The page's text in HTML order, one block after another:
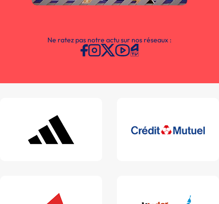
Ne ratez pas notre actu sur nos réseaux :